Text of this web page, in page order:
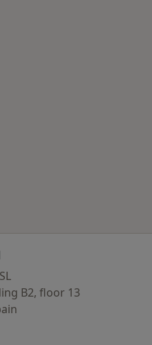
B2, floor 13